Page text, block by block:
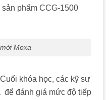
phẩm CCG-1500
Moxa
Cuối khóa học, các kỹ sư
để đánh giá mức độ tiếp